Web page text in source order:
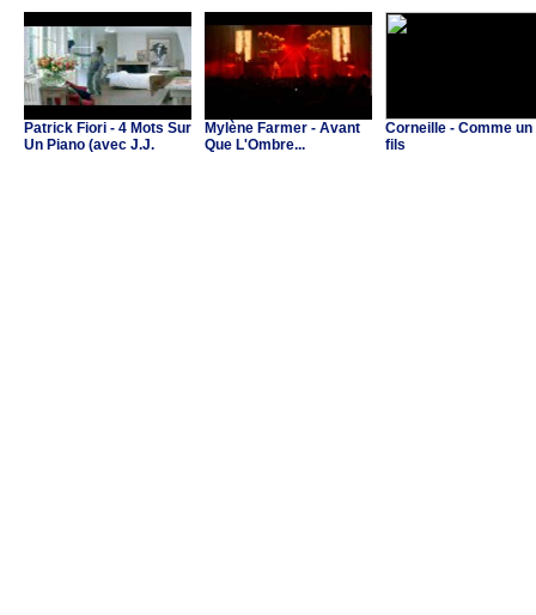
Patrick Fiori - 4 Mots Sur
Un Piano (avec J.J.
Mylène Farmer - Avant
Que L'Ombre...
Corneille - Comme un
fils